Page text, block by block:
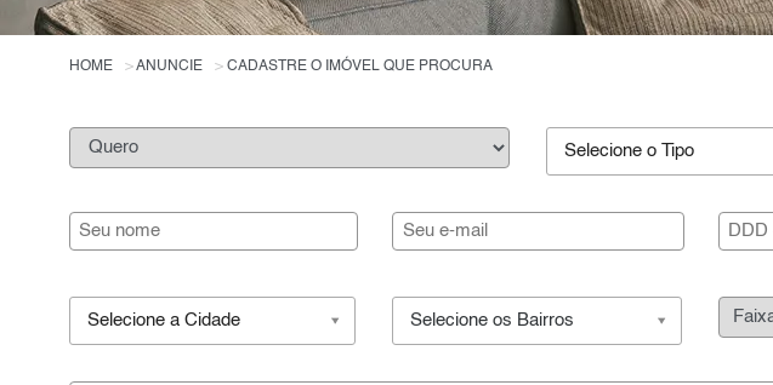
HOME ANUNCIE CADASTRE O IMÓVEL QUE PROCURA
Selecione o Tipo
Selecione a Cidade Selecione os Bairros